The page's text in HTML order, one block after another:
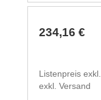
234,16 €
Listenpreis
exkl. Versand